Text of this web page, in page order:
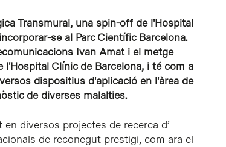
Transmural, una spin-off de l'Hospital
se al Parc Científic Barcelona.
Ivan Amat i el metge
l'Hospital Clínic de Barcelona, i té com a
dispositius d'aplicació en l'àrea de
de diverses malalties.
diversos projectes de recerca d’
de reconegut prestigi, com ara el